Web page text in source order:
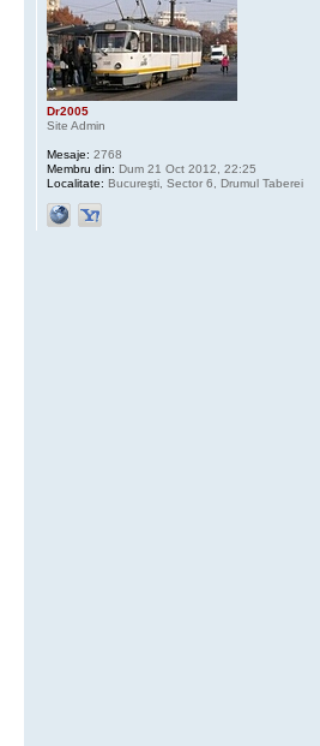
Dr2005
Site Admin
Mesaje: 2768
Membru din: Dum 21 Oct 2012, 22:25
Localitate: Bucureşti, Sector 6, Drumul Taberei